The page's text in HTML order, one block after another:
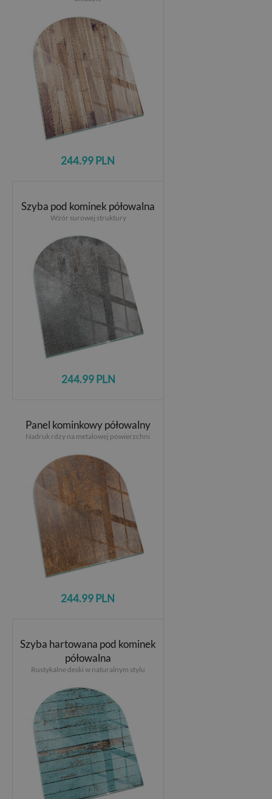
244.99 PLN
Szyba pod kominek półowalna
Wzór surowej struktury
244.99 PLN
Panel kominkowy półowalny
Nadruk rdzy na metalowej powierzchni
244.99 PLN
Szyba hartowana pod kominek
półowalna
Rustykalne deski w naturalnym stylu